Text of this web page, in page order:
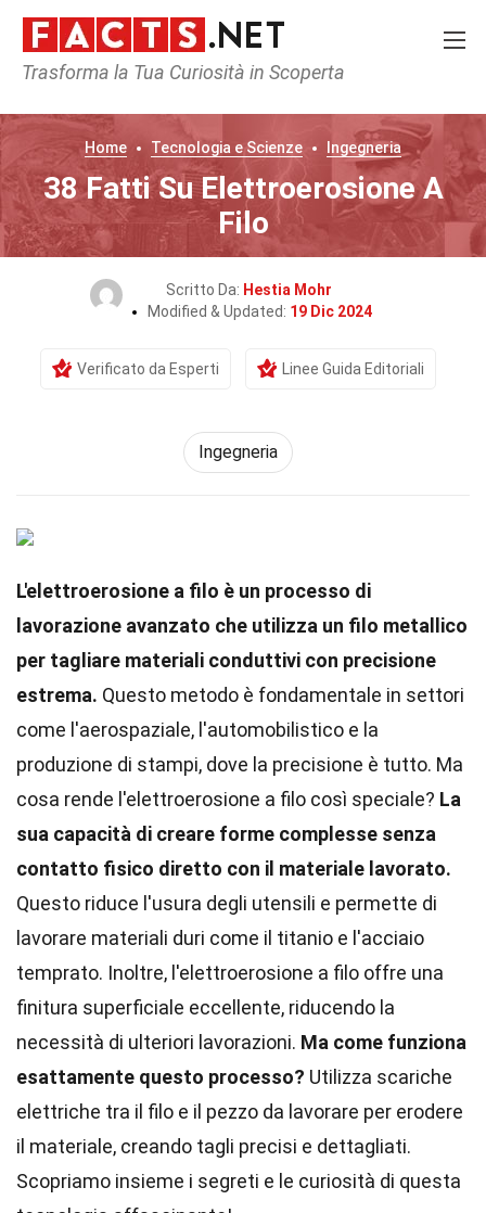
Trasforma la Tua Curiosità in Scoperta
Home Tecnologia e Scienze Ingegneria
38 Fatti Su Elettroerosione A
Filo
Scritto Da: Hestia Mohr
Modified & Updated: 19 Dic 2024
Verificato da Esperti Linee Guida Editoriali
Ingegneria
L'elettroerosione a filo è un processo di
lavorazione avanzato che utilizza un filo metallico
per tagliare materiali conduttivi con precisione
estrema. Questo metodo è fondamentale in settori
come l'aerospaziale, l'automobilistico e la
produzione di stampi, dove la precisione è tutto. Ma
cosa rende l'elettroerosione a filo così speciale? La
sua capacità di creare forme complesse senza
contatto fisico diretto con il materiale lavorato.
Questo riduce l'usura degli utensili e permette di
lavorare materiali duri come il titanio e l'acciaio
temprato. Inoltre, l'elettroerosione a filo offre una
finitura superficiale eccellente, riducendo la
necessità di ulteriori lavorazioni. Ma come funziona
esattamente questo processo? Utilizza scariche
elettriche tra il filo e il pezzo da lavorare per erodere
il materiale, creando tagli precisi e dettagliati.
Scopriamo insieme i segreti e le curiosità di questa